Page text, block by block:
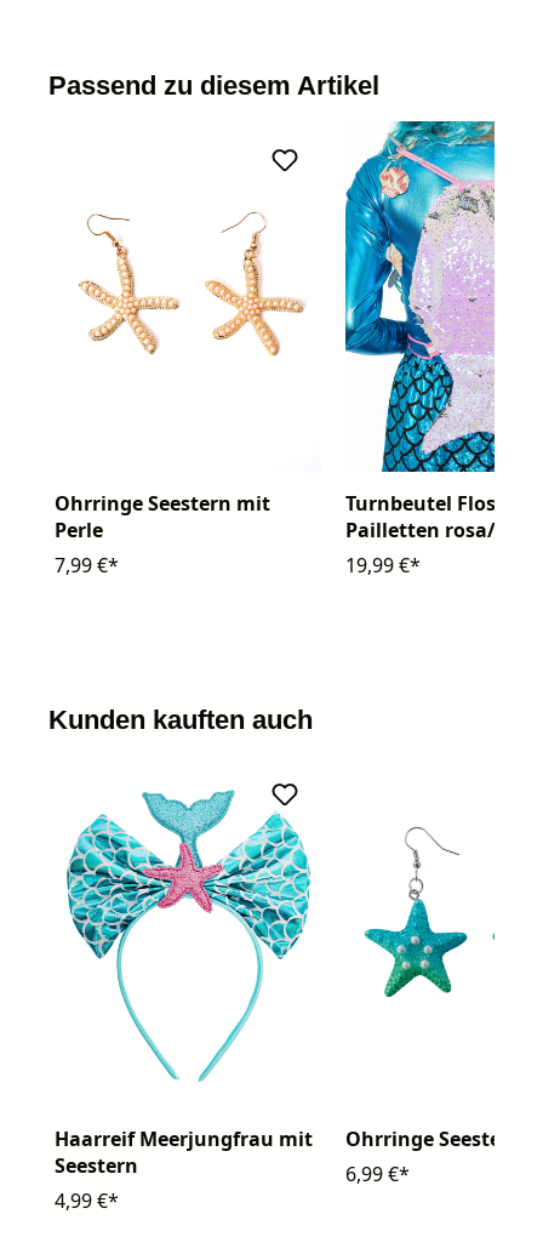
Passend zu diesem Artikel
Ohrringe Seestern mit
Perle
7,99 €*
Turnbeutel Flosse
Pailletten rosa/
19,99 €*
Kunden kauften auch
Haarreif Meerjungfrau mit
Seestern
4,99 €*
Ohrringe Seestern
6,99 €*